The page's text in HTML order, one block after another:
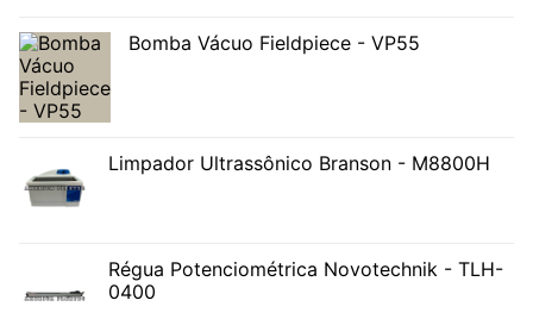
Bomba Vácuo Fieldpiece - VP55
Limpador Ultrassônico Branson - M8800H
Régua Potenciométrica Novotechnik - TLH-
0400